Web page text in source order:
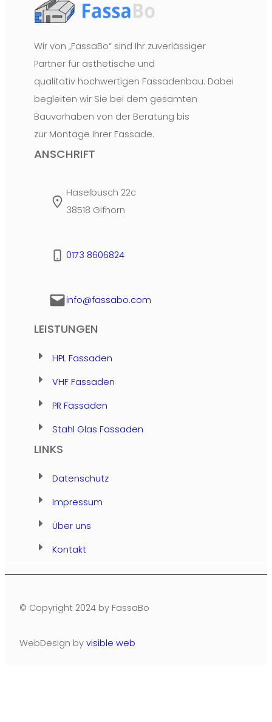
Wir von „FassaBo“ sind Ihr zuverlässiger
Partner für ästhetische und
qualitativ hochwertigen Fassadenbau. Dabei
begleiten wir Sie bei dem gesamten
Bauvorhaben von der Beratung bis
zur Montage Ihrer Fassade.
ANSCHRIFT
Haselbusch 22c
38518 Gifhorn
0173 8606824
info@fassabo.com
LEISTUNGEN
HPL Fassaden
VHF Fassaden
PR Fassaden
Stahl Glas Fassaden
LINKS
Datenschutz
Impressum
Über uns
Kontakt
© Copyright 2024 by FassaBo
WebDesign by visible web